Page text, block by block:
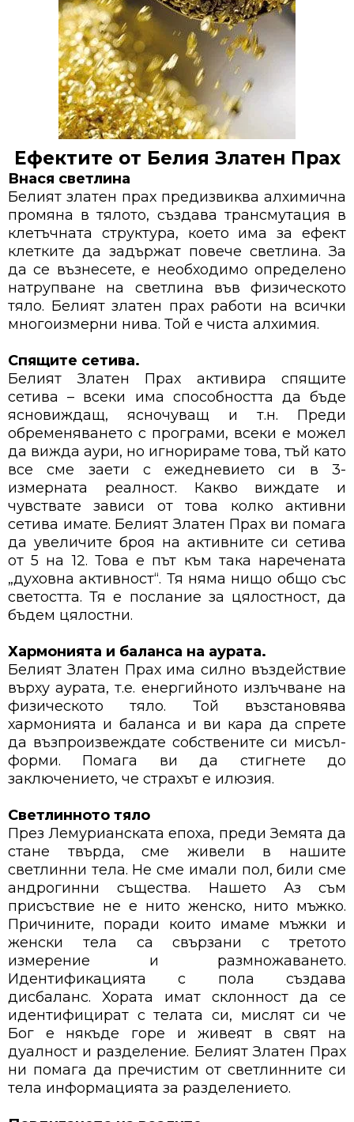
Ефектите от Белия Златен Прах
Внася светлина
Белият златен прах предизвиква алхимична
промяна в тялото, създава трансмутация в
клетъчната структура, което има за ефект
клетките да задържат повече светлина. За
да се възнесете, е необходимo определено
натрупване на светлина във физическото
тяло. Белият златен прах работи на всички
многоизмерни нива. Той е чиста алхимия.
Спящите сетива.
Белият Златен Прах активира спящите
сетива – всеки има способността да бъде
ясновиждащ, ясночуващ и т.н. Преди
обременяването с програми, всеки е можел
да вижда аури, но игнорираме това, тъй като
все сме заети с ежедневието си в 3-
измерната реалност. Какво виждате и
чувствате зависи от това колко активни
сетива имате. Белият Златен Прах ви помага
да увеличите броя на активните си сетива
от 5 на 12. Това е път към така наречената
„духовна активност“. Тя няма нищо общо със
светостта. Тя е послание за цялостност, да
бъдем цялостни.
Хармонията и баланса на аурата.
Белият Златен Прах има силно въздействие
върху аурата, т.е. енергийното излъчване на
физическото тяло. Той възстановява
хармонията и баланса и ви кара да спрете
да възпроизвеждате собствените си мисъл-
форми. Помага ви да стигнете до
заключението, че страхът е илюзия.
Светлинното тяло
През Лемурианската епоха, преди Земята да
стане твърда, сме живели в нашите
светлинни тела. Не сме имали пол, били сме
андрогинни същества. Нашето Аз съм
присъствие не е нито женско, нито мъжко.
Причините, поради които имаме мъжки и
женски тела са свързани с третото
измерение и размножаването.
Идентификацията с пола създава
дисбаланс. Хората имат склонност да се
идентифицират с телата си, мислят си че
Бог е някъде горе и живеят в свят на
дуалност и разделение. Белият Златен Прах
ни помага да пречистим от светлинните си
тела информацията за разделението.